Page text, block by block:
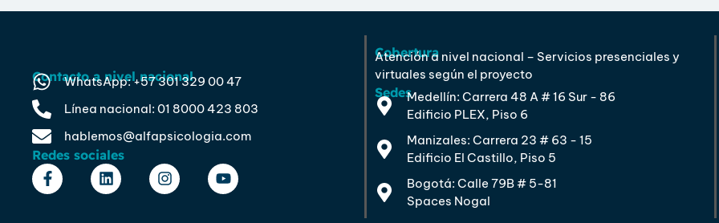
Contacto a nivel nacional
WhatsApp: +57 301 329 00 47
Línea nacional: 01 8000 423 803
hablemos@alfapsicologia.com
Redes sociales
Cobertura
Atención a nivel nacional – Servicios presenciales y
virtuales según el proyecto
SedesMedellín: Carrera 48 A # 16 Sur - 86
Edificio PLEX, Piso 6
Manizales: Carrera 23 # 63 - 15
Edificio El Castillo, Piso 5
Bogotá: Calle 79B # 5-81
Spaces Nogal